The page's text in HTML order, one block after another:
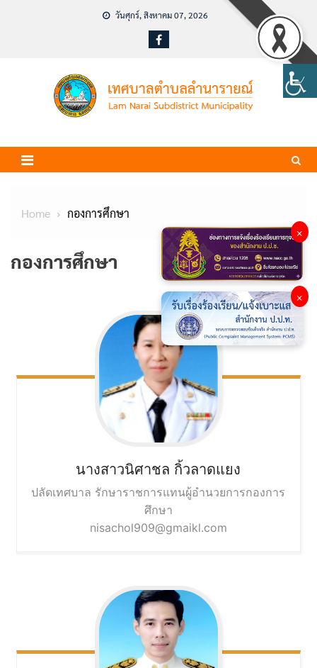
วันศุกร์, สิงหาคม 07, 2026
Home กองการศึกษา
กองการศึกษา
นางสาวนิศาชล กิ้วลาดแยง
ปลัดเทศบาล รักษาราชการแทนผู้อำนวยการกองการ
ศึกษา
nisachol909@gmaikl.com
×
×